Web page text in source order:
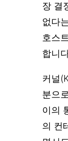
장 결
없다
호스
합니
커널
분으
이의
의 컨